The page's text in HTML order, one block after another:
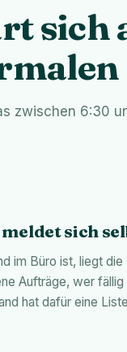
sich
zwischen 6:30
sich
im Büro ist, liegt
Aufträge, wer
hat dafür eine